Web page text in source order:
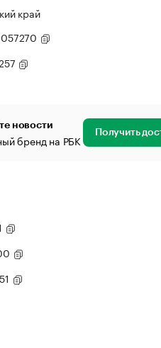
край
новости
бренд на РБК Получить